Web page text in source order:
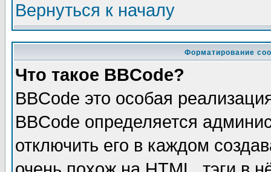
Вернуться к началу
Форматирование
Что такое BBCode?
BBCode это особая
BBCode определяется
отключить его в каждом